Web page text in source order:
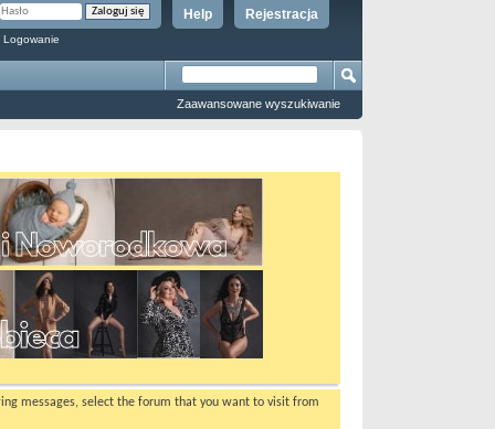
Rejestracja
Help
Zaawansowane wyszukiwanie
messages, select the forum that you want to visit from